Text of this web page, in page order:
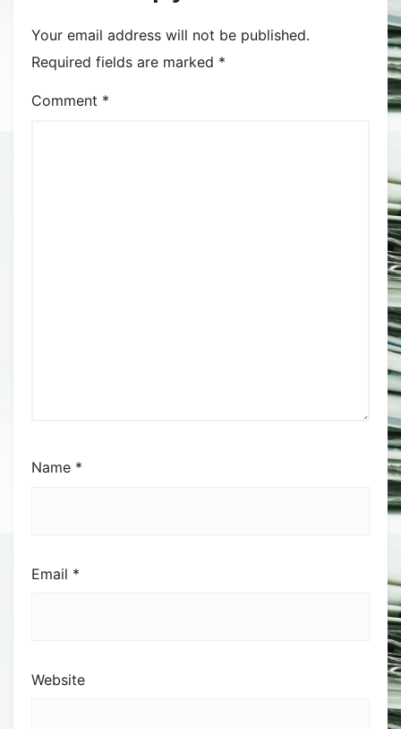
Your email address will not be published.
Required fields are marked *
Comment *
Name *
Email *
Website